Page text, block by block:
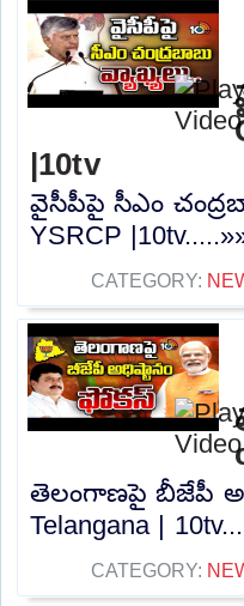
|10tv
వైసీపీపై సీఎం
YSRCP
CATEGORY:
తెలంగాణపై బీజేపీ
Telangana |
CATEGORY: